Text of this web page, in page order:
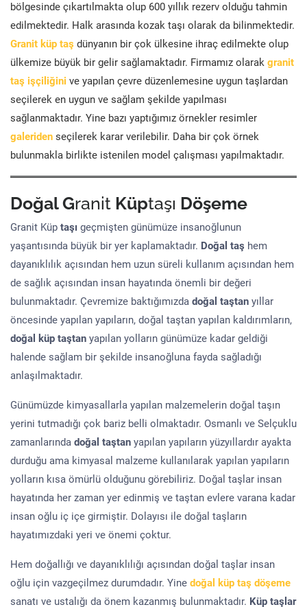
bölgesinde çıkartılmakta olup 600 yıllık rezerv olduğu tahmin
edilmektedir. Halk arasında kozak taşı olarak da bilinmektedir.
Granit küp taş dünyanın bir çok ülkesine ihraç edilmekte olup
ülkemize büyük bir gelir sağlamaktadır. Firmamız olarak granit
taş işçiliğini ve yapılan çevre düzenlemesine uygun taşlardan
seçilerek en uygun ve sağlam şekilde yapılması
sağlanmaktadır. Yine bazı yaptığımız örnekler resimler
galeriden seçilerek karar verilebilir. Daha bir çok örnek
bulunmakla birlikte istenilen model çalışması yapılmaktadır.
Doğal Granit Küptaşı Döşeme
Granit Küp taşı geçmişten günümüze insanoğlunun
yaşantısında büyük bir yer kaplamaktadır. Doğal taş hem
dayanıklılık açısından hem uzun süreli kullanım açısından hem
de sağlık açısından insan hayatında önemli bir değeri
bulunmaktadır. Çevremize baktığımızda doğal taştan yıllar
öncesinde yapılan yapıların, doğal taştan yapılan kaldırımların,
doğal küp taştan yapılan yolların günümüze kadar geldiği
halende sağlam bir şekilde insanoğluna fayda sağladığı
anlaşılmaktadır.
Günümüzde kimyasallarla yapılan malzemelerin doğal taşın
yerini tutmadığı çok bariz belli olmaktadır. Osmanlı ve Selçuklu
zamanlarında doğal taştan yapılan yapıların yüzyıllardır ayakta
durduğu ama kimyasal malzeme kullanılarak yapılan yapıların
yolların kısa ömürlü olduğunu görebiliriz. Doğal taşlar insan
hayatında her zaman yer edinmiş ve taştan evlere varana kadar
insan oğlu iç içe girmiştir. Dolayısı ile doğal taşların
hayatımızdaki yeri ve önemi çoktur.
Hem doğallığı ve dayanıklılığı açısından doğal taşlar insan
oğlu için vazgeçilmez durumdadır. Yine doğal küp taş döşeme
sanatı ve ustalığı da önem kazanmış bulunmaktadır. Küp taşlar